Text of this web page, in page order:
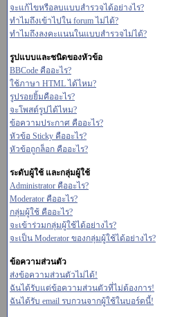
จะแก้ไขหรือลบแบบสำรวจได้อย่างไร?
ทำไมถึงเข้าไปใน forum ไม่ได้?
ทำไมถึงลงคะแนนในแบบสำรวจไม่ได้?
รูปแบบและชนิดของหัวข้อ
BBCode คืออะไร?
ใช้ภาษา HTML ได้ไหม?
รูปรอยยิ้มคืออะไร?
จะโพสต์รูปได้ไหม?
ข้อความประกาศ คืออะไร?
หัวข้อ Sticky คืออะไร?
หัวข้อถูกล็อก คืออะไร?
ระดับผู้ใช้ และกลุ่มผู้ใช้
Administrator คืออะไร?
Moderator คืออะไร?
กลุ่มผู้ใช้ คืออะไร?
จะเข้าร่วมกลุ่มผู้ใช้ได้อย่างไร?
จะเป็น Moderator ของกลุ่มผู้ใช้ได้อย่างไร?
ข้อความส่วนตัว
ส่งข้อความส่วนตัวไม่ได้!
ฉันได้รับแต่ข้อความส่วนตัวที่ไม่ต้องการ!
ฉันได้รับ email รบกวนจากผู้ใช้ในบอร์ดนี้!